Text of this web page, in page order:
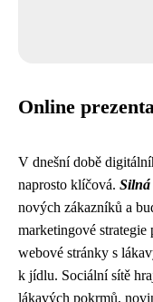
Online
V dnešní době
naprosto klíčová. Silná
nových zákazníků a
marketingové strategie
webové stránky s
k jídlu. Sociální sítě
lákavých pokrmů,